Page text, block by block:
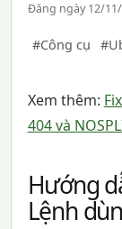
Đăng ngày 12/11/
#Công cụ
Xem thêm:
404 và
Hướng
Lệnh